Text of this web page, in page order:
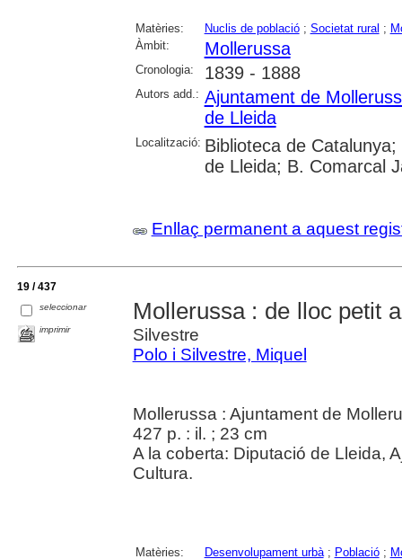
Matèries: Nuclis de població; Societat rural ;
Àmbit:
Mollerussa
Cronologia: 1839 - 1888
Autors add.: Ajuntament de
de Lleida
Localització: Biblioteca de
de Lleida; B. Comarcal
Enllaç permanent a aquest
19 / 437
seleccionar
imprimir
Mollerussa : de lloc petit
Silvestre
Polo i Silvestre, Miquel
Mollerussa : Ajuntament de
427 p. : il. ; 23 cm
A la coberta: Diputació de Lleida,
Cultura.
Matèries: Desenvolupament urbà; Població;